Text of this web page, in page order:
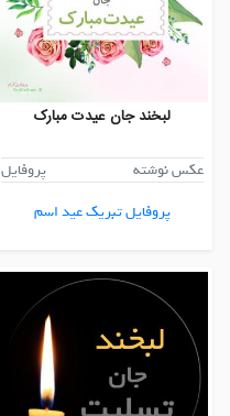
لبخند جان عیدت مبارک
عکس نوشته
پروفایل
پروفایل تبریک عید اسم